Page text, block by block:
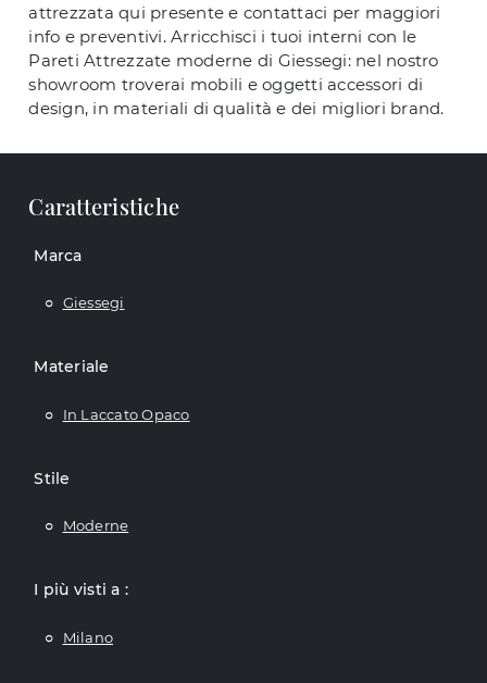
attrezzata qui presente e contattaci per maggiori
info e preventivi. Arricchisci i tuoi interni con le
Pareti Attrezzate moderne di Giessegi: nel nostro
showroom troverai mobili e oggetti accessori di
design, in materiali di qualità e dei migliori brand.
Caratteristiche
Marca
Giessegi
Materiale
In Laccato Opaco
Stile
Moderne
I più visti a :
Milano